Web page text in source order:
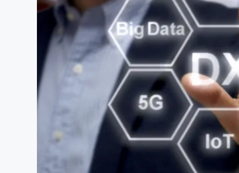
映像・映画
ビジネス・起業
まちづくり・地域活性化